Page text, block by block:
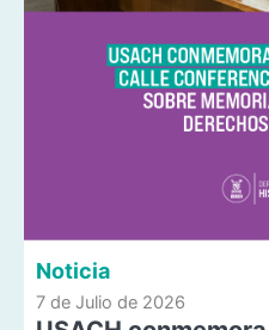
Noticia
7 de Julio de 2026